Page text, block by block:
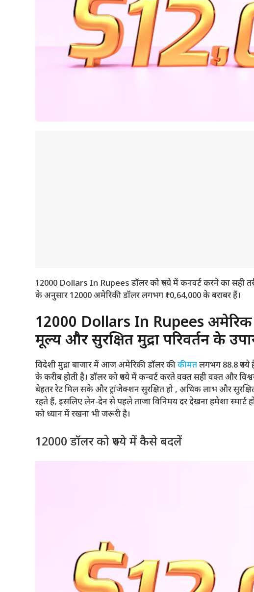
12000 Dollars In Rupees डॉलर को रुपये में कनवर्ट करने का सही
के अनुसार 12000 अमेरिकी डॉलर लगभग ₹10,64,000 के बराबर हैं।
12000 Dollars In Rupees
मूल्य और सुरक्षित मुद्रा परिवर्तन के
विदेशी मुद्रा बाजार में आज अमेरिकी डॉलर कीकीमतलगभग 88.8 रुपये
के करीब होती है। डॉलर को रुपये में कन्वर्ट करते वक्त सही वक्त और
बेहतर रेट मिल सके और ट्रांजेक्शन सुरक्षित हो , अधिक लाभ और
रहते हैं, इसलिए लेन-देन से पहले ताजा विनिमय दर देखना हमेशा स्मार्ट
को ध्यान में रखना भी जरूरी है।
12000 डॉलर को रुपये में कैसे बदलें